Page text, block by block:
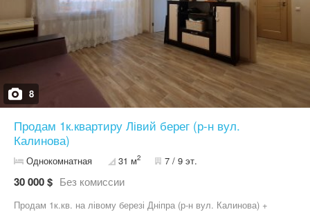
8
Продам 1к.квартиру Лівий берег (р-н вул.
Калинова)
Однокомнатная 31 м2 7 / 9 эт.
30 000 $ Без комиссии
Продам 1к.кв. на лівому березі Дніпра (р-н вул. Калинова) +